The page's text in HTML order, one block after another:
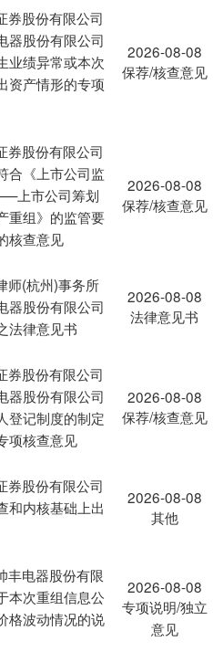
券股份有限公司
器股份有限公司
业绩异常或本次
资产情形的专项
2026-08-08
保荐/核查意见
券股份有限公司
合《上市公司监
上市公司筹划
重组》的监管要
核查意见
2026-08-08
保荐/核查意见
师(杭州)事务所
器股份有限公司
法律意见书
2026-08-08
法律意见书
券股份有限公司
器股份有限公司
登记制度的制定
项核查意见
2026-08-08
保荐/核查意见
券股份有限公司
和内核基础上出
2026-08-08
其他
丰电器股份有限
本次重组信息公
格波动情况的说
2026-08-08
专项说明/独立
意见